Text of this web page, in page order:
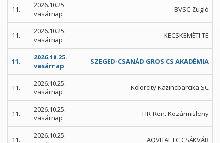
11.
2026.10.25.
vasárnap
BVSC-Zugló
11.
2026.10.25.
vasárnap
KECSKEMÉTI TE
11.
2026.10.25.
vasárnap
SZEGED-CSANÁD GROSICS AKADÉMIA
11.
2026.10.25.
vasárnap
Kolorcity Kazincbarcika SC
11.
2026.10.25.
vasárnap
HR-Rent Kozármisleny
11.
2026.10.25.
AQVITAL FC CSÁKVÁR